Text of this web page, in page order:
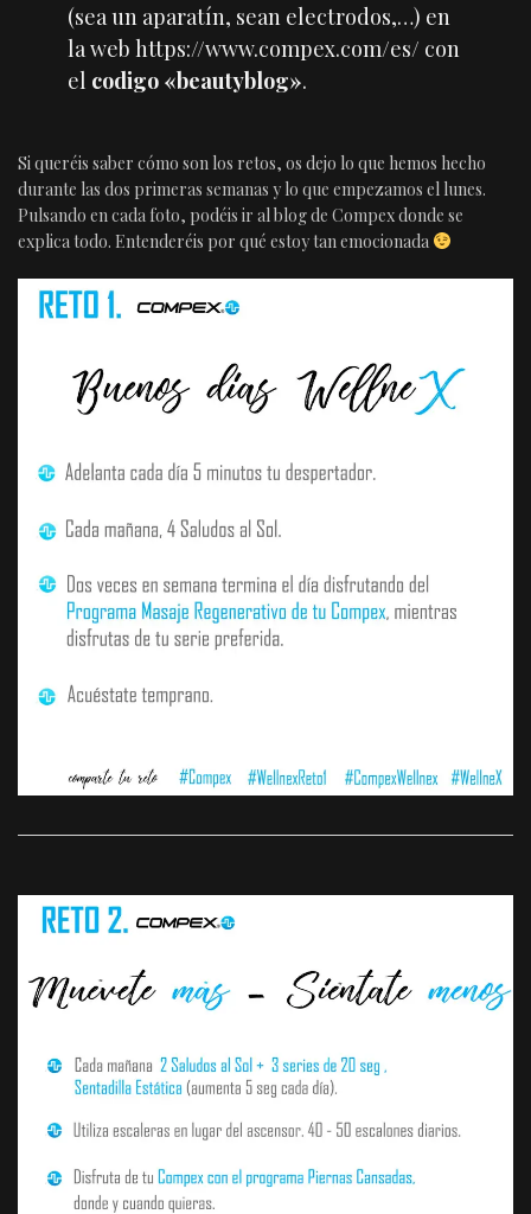
(sea un aparatín, sean electrodos,…) en
la web https://www.compex.com/es/ con
el codigo «beautyblog».
Si queréis saber cómo son los retos, os dejo lo que hemos hecho
durante las dos primeras semanas y lo que empezamos el lunes.
Pulsando en cada foto, podéis ir al blog de Compex donde se
explica todo. Entenderéis por qué estoy tan emocionada